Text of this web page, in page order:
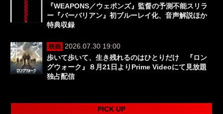
『WEAPONS／ウェポンズ』監督の予測不能スリラ
ー『バーバリアン』初ブルーレイ化、音声解説ほか
特典収録
映画 2026.07.30 19:00
歩いて歩いて、生き残れるのはひとりだけ 『ロン
グウォーク』８月21日よりPrime Videoにて見放題
独占配信
PICK UP